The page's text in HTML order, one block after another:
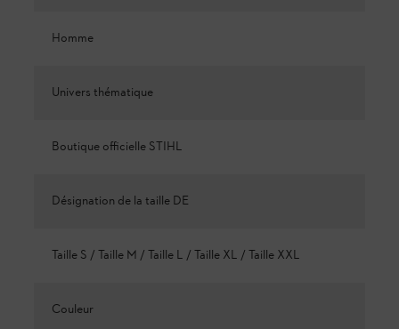
Homme
Univers thématique
Boutique officielle STIHL
Désignation de la taille DE
Taille S / Taille M / Taille L / Taille XL / Taille XXL
Couleur